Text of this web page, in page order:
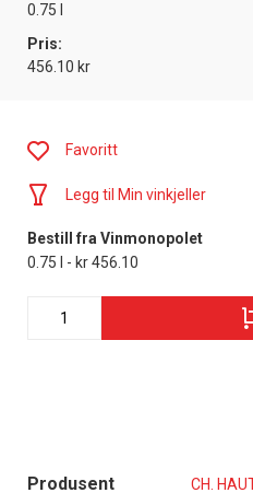
0.75 l
Pris:
456.10 kr
Produsent CH.
Favoritt
Legg til Min vinkjeller
Bestill fra Vinmonopolet
0.75 l - kr 456.10